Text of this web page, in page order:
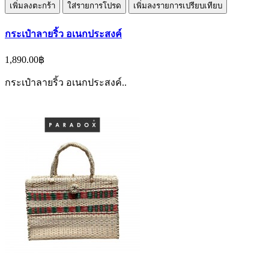
เพิ่มลงตะกร้า ใส่รายการโปรด เพิ่มลงรายการเปรียบเทียบ
กระเป๋าลายริ้ว อเนกประสงค์
1,890.00฿
กระเป๋าลายริ้ว อเนกประสงค์..